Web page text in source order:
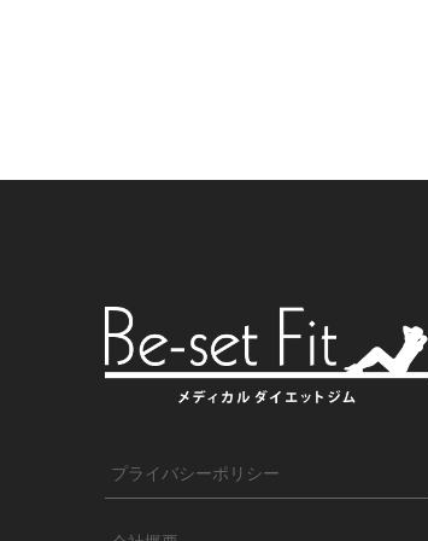
プライバシーポリシー